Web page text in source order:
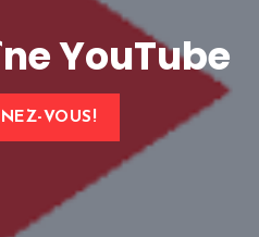
YouTube
VOUS!